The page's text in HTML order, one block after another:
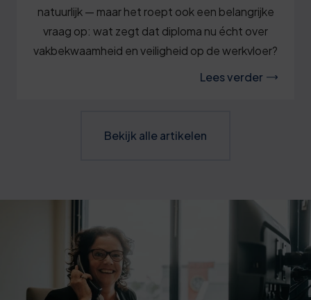
natuurlijk — maar het roept ook een belangrijke
vraag op: wat zegt dat diploma nu écht over
vakbekwaamheid en veiligheid op de werkvloer?
Lees verder
Bekijk alle artikelen